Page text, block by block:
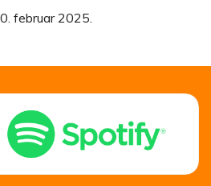
februar 2025.